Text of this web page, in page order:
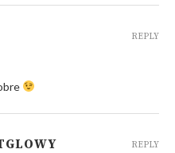
REPLY
REPLY